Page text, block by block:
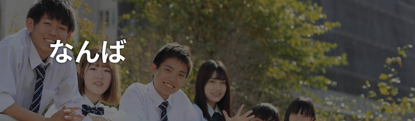
なんば